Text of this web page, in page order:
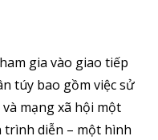
gia vào giao tiếp
túy bao gồm việc sử
mạng xã hội một
trình diễn – một hình